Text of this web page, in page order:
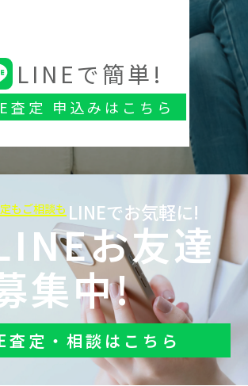
LINEで簡単!
査定 申込みはこちら
もご相談も LINEでお気軽に!
お友達
集中!
定・相談はこちら